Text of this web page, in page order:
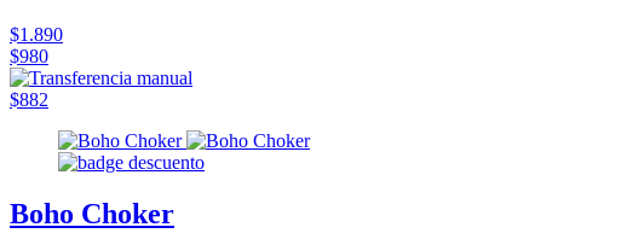
$1.890
$980
$882
Boho Choker